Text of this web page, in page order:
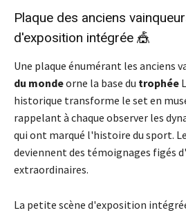
Plaque des anciens
d'exposition intégrée 🎪
Une plaque énumérant les anciens
du mondeorne la base du trophée
historique transforme le set en
rappelant à chaque observer les
qui ont marqué l'histoire du sport.
deviennent des témoignages figés
extraordinaires.
La petite scène d'exposition